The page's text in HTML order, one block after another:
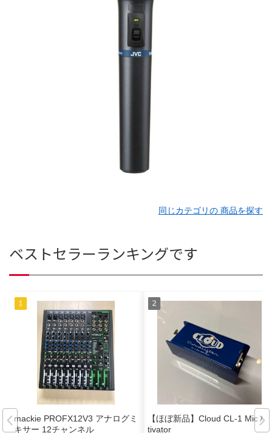
同じカテゴリの 商品を探す
ベストセラーランキングです
mackie PROFX12V3 アナログミ
キサー 12チャンネル
【ほぼ新品】Cloud CL-1 Mic Ac
tivator